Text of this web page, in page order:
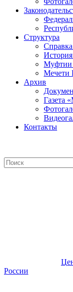
Структура
Муфтии
Мечети
Архив
Газета
Контакты
России